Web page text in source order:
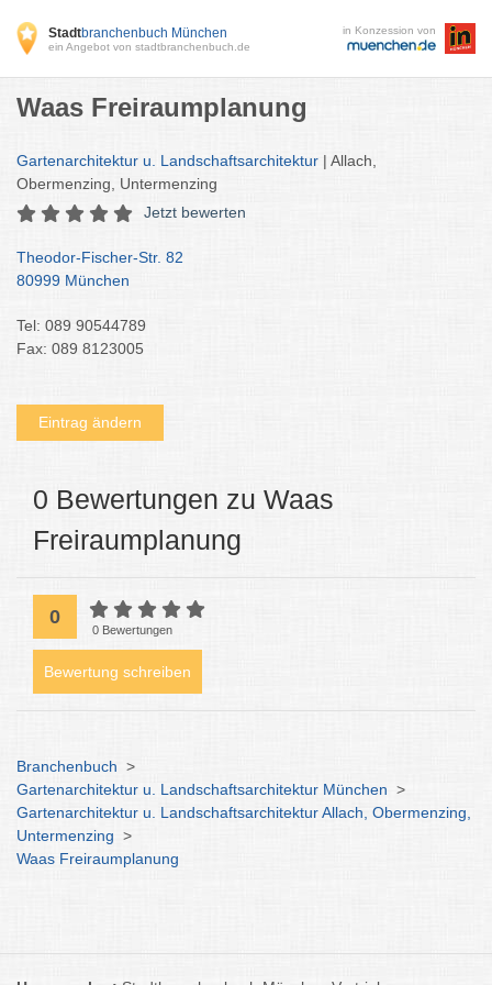
Stadtbranchenbuch München
ein Angebot von stadtbranchenbuch.de
in Konzession von
Waas Freiraumplanung
Gartenarchitektur u. Landschaftsarchitektur | Allach,
Obermenzing, Untermenzing
Jetzt bewerten
Theodor-Fischer-Str. 82
80999 München
Tel: 089 90544789
Fax: 089 8123005
Eintrag ändern
0 Bewertungen zu Waas
Freiraumplanung
0
0 Bewertungen
Bewertung schreiben
Branchenbuch >
Gartenarchitektur u. Landschaftsarchitektur München >
Gartenarchitektur u. Landschaftsarchitektur Allach, Obermenzing,
Untermenzing >
Waas Freiraumplanung